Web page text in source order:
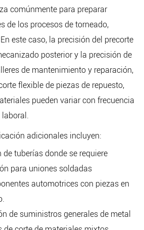
comúnmente para preparar
de los procesos de torneado,
este caso, la precisión del precorte
posterior y la precisión de
de mantenimiento y reparación,
flexible de piezas de repuesto,
pueden variar con frecuencia
laboral.
adicionales incluyen:
tuberías donde se requiere
para uniones soldadas
automotrices con piezas en
de suministros generales de metal